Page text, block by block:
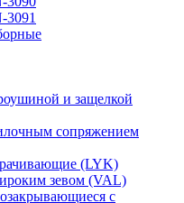
и защелкой
сопряжением
(LYK)
зевом (VAL)
с